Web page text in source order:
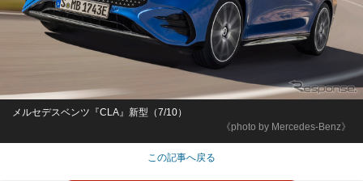
《photo by Mercedes-Benz》
メルセデスベンツ『CLA』新型（7/10）
この記事へ戻る